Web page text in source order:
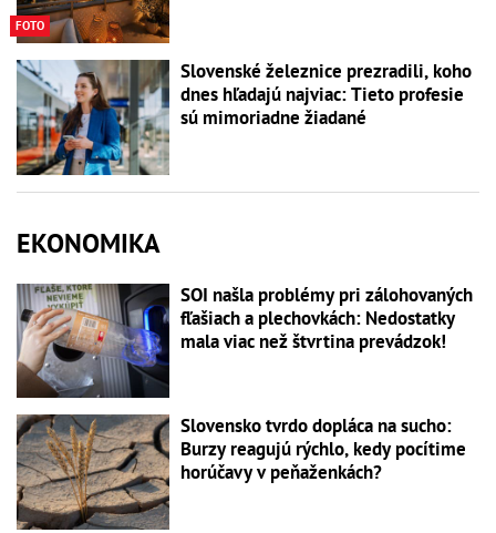
FOTO
Slovenské železnice prezradili, koho
dnes hľadajú najviac: Tieto profesie
sú mimoriadne žiadané
EKONOMIKA
SOI našla problémy pri zálohovaných
fľašiach a plechovkách: Nedostatky
mala viac než štvrtina prevádzok!
Slovensko tvrdo dopláca na sucho:
Burzy reagujú rýchlo, kedy pocítime
horúčavy v peňaženkách?